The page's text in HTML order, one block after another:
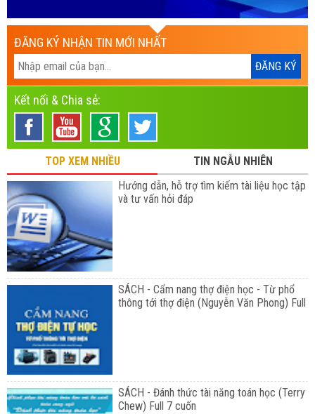
ĐĂNG KÝ NHẬN TIN MỚI NHẤT
Kết nối & Chia sẻ:
TOP XEM NHIỀU
TIN NGẪU NHIÊN
Hướng dẫn, hỗ trợ tìm kiếm tài liệu học tập
và tư vấn hỏi đáp
SÁCH - Cẩm nang thợ điện học - Từ phổ
thông tới thợ điện (Nguyễn Văn Phong) Full
SÁCH - Đánh thức tài năng toán học (Terry
Chew) Full 7 cuốn